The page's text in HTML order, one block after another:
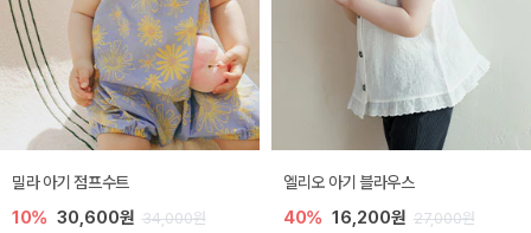
밀라 아기 점프수트
10% 30,600원 34,000원
엘리오 아기 블라우스
40% 16,200원 27,000원